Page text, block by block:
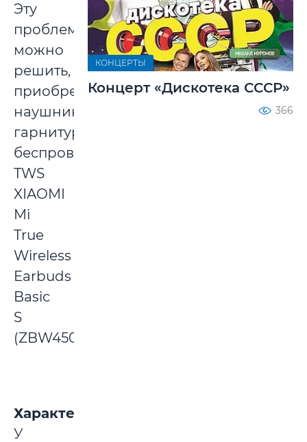
Эту
проблему
можно
решить,
приобретя
наушники-
гарнитуру
беспроводные
TWS
XIAOMI
Mi
True
Wireless
Earbuds
Basic
S
(ZBW4502GL).
Характеристика:
У
КОНЦЕРТЫ
Концерт «Дискотека СССР»
366